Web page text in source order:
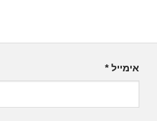
אימייל*